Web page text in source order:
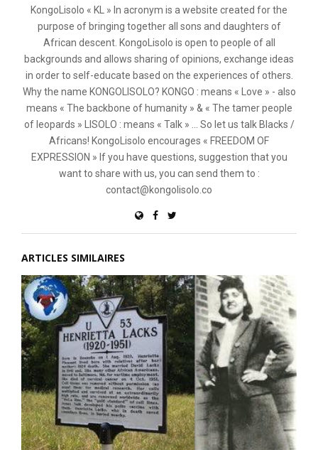
KongoLisolo « KL » In acronym is a website created for the
purpose of bringing together all sons and daughters of
African descent. KongoLisolo is open to people of all
backgrounds and allows sharing of opinions, exchange ideas
in order to self-educate based on the experiences of others.
Why the name KONGOLISOLO? KONGO : means « Love » - also
means « The backbone of humanity » & « The tamer people
of leopards » LISOLO : means « Talk » ... So let us talk Blacks /
Africans! KongoLisolo encourages « FREEDOM OF
EXPRESSION » If you have questions, suggestion that you
want to share with us, you can send them to :
contact@kongolisolo.co
ARTICLES SIMILAIRES